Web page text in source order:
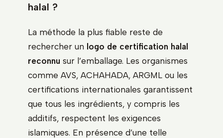
halal ?
La méthode la plus fiable reste de
rechercher un logo de certification halal
reconnu sur l’emballage. Les organismes
comme AVS, ACHAHADA, ARGML ou les
certifications internationales garantissent
que tous les ingrédients, y compris les
additifs, respectent les exigences
islamiques. En présence d’une telle